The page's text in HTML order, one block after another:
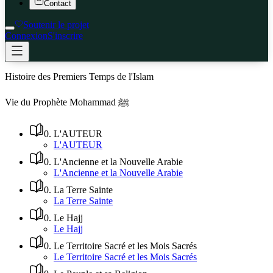
Contact
Soutenir le projet
ConnexionS'inscrire
Histoire des Premiers Temps de l'Islam
Vie du Prophète Mohammad ﷺ
0. L'AUTEUR
L'AUTEUR
0. L'Ancienne et la Nouvelle Arabie
L'Ancienne et la Nouvelle Arabie
0. La Terre Sainte
La Terre Sainte
0. Le Hajj
Le Hajj
0. Le Territoire Sacré et les Mois Sacrés
Le Territoire Sacré et les Mois Sacrés